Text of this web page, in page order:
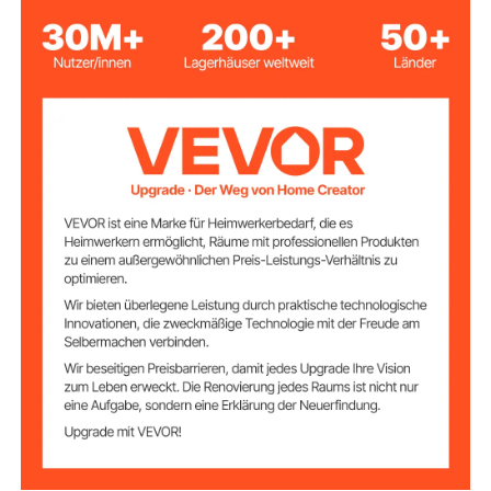
Material Edelstahl (SS 304)
Stromversorgung 220 V, 10 W RGB-Licht
Gesamtgröße
11,5 x 8 cm
Innendurchmesse
r des Steckers
Innengewindedur
chmesser
1,3 Zoll / 32 mm